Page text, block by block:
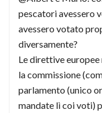
pescatori avessero
avessero votato
diversamente?
Le direttive
la commissione
parlamento (unico
mandate lì coi voti)